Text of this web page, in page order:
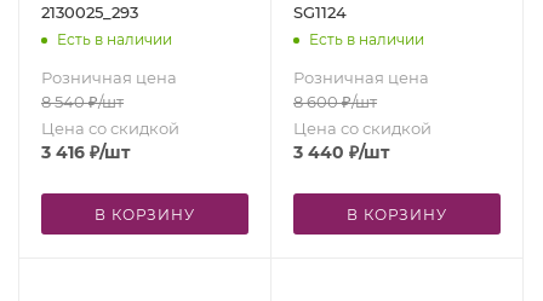
2130025_293
Есть в наличии
Розничная цена
8 540₽/шт
Цена со скидкой
3 416 ₽/шт
В КОРЗИНУ
SG1124
Есть в наличии
Розничная цена
8 600₽/шт
Цена со скидкой
3 440 ₽/шт
В КОРЗИНУ